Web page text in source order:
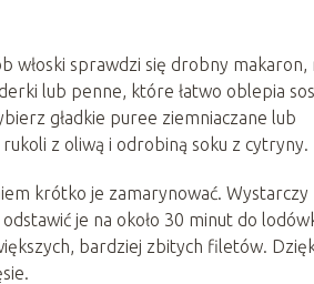
włoski sprawdzi się drobny makaron,
lub penne, które łatwo oblepia sos
gładkie puree ziemniaczane lub
z oliwą i odrobiną soku z cytryny.
krótko je zamarynować. Wystarczy
je na około 30 minut do
bardziej zbitych filetów.